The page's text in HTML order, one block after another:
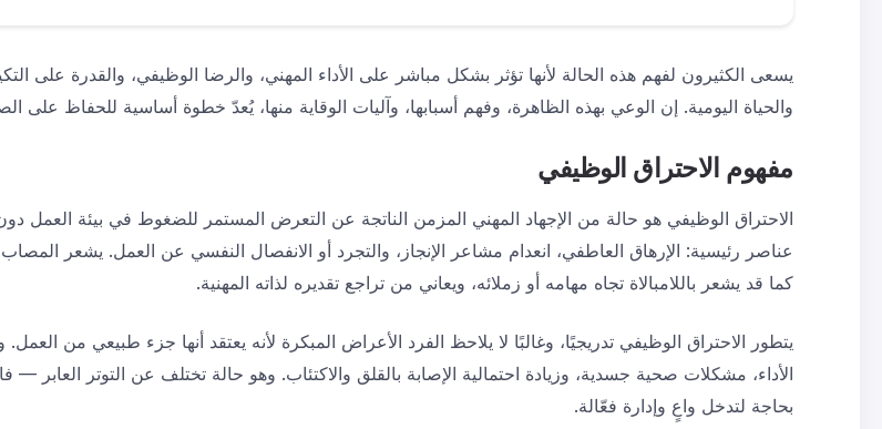
يسعى الكثيرون لفهم هذه الحالة لأنها تؤثر بشكل مباشر على الأداء المهني، والرضا الوظيفي، والقدرة على
والحياة اليومية. إن الوعي بهذه الظاهرة، وفهم أسبابها، وآليات الوقاية منها، يُعدّ خطوة أساسية للحفاظ على
مفهوم الاحتراق الوظيفي
الاحتراق الوظيفي هو حالة من الإجهاد المهني المزمن الناتجة عن التعرض المستمر للضغوط في بيئة العمل
عناصر رئيسية: الإرهاق العاطفي، انعدام مشاعر الإنجاز، والتجرد أو الانفصال النفسي عن العمل. يشعر
كما قد يشعر باللامبالاة تجاه مهامه أو زملائه، ويعاني من تراجع تقديره لذاته المهنية.
يتطور الاحتراق الوظيفي تدريجيًا، وغالبًا لا يلاحظ الفرد الأعراض المبكرة لأنه يعتقد أنها جزء طبيعي من
الأداء، مشكلات صحية جسدية، وزيادة احتمالية الإصابة بالقلق والاكتئاب. وهو حالة تختلف عن التوتر
بحاجة لتدخل واعٍ وإدارة فعّالة.